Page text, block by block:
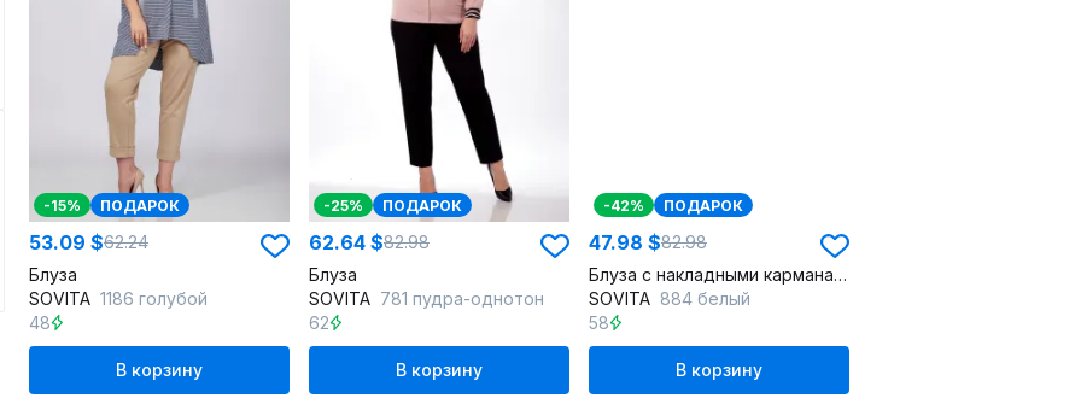
-15% ПОДАРОК
53.09 $62.24
Блуза
SOVITA 1186 голубой
48
В корзину
-25% ПОДАРОК
62.64 $82.98
Блуза
SOVITA 781 пудра-однотон
62
В корзину
-42% ПОДАРОК
47.98 $82.98
Блуза с накладными карманами и спущенными плечами, с воротником
SOVITA 884 белый
58
В корзину